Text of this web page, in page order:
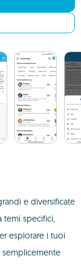
e diversificate
temi specifici,
esplorare i tuoi